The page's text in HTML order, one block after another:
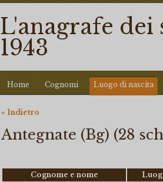
L'anagrafe dei
1943
Home Cognomi Luogo di nascita
« Indietro
Antegnate (Bg) (28
Cognome e nome